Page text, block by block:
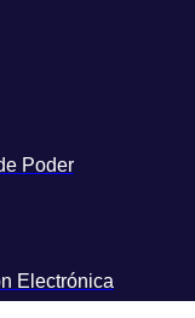
Poder
Electrónica